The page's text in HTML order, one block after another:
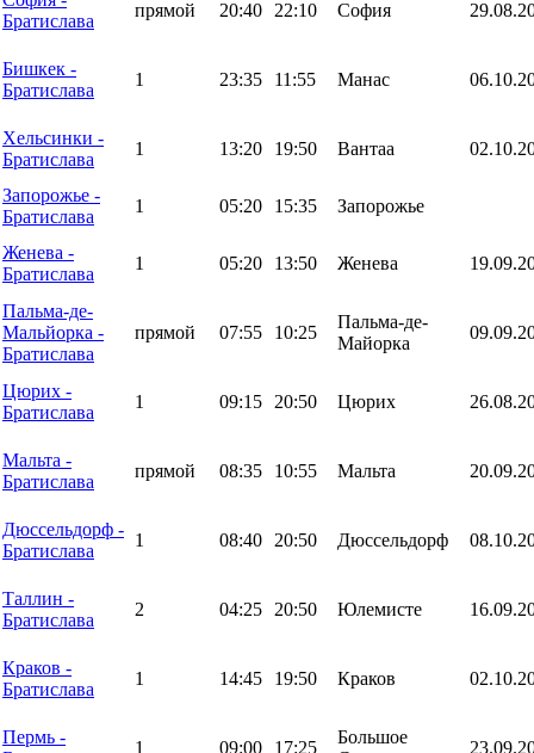
Братислава
прямой 20:40 22:10 София
Бишкек -
Братислава
1 23:35 11:55 Манас
Хельсинки -
Братислава
1 13:20 19:50 Вантаа
Запорожье -
Братислава
1 05:20 15:35 Запорожье
Женева -
Братислава
1 05:20 13:50 Женева
Пальма-де-
Мальйорка -
Братислава
прямой 07:55 10:25
Пальма-де-
Майорка
Цюрих -
Братислава
1 09:15 20:50 Цюрих
Мальта -
Братислава
прямой 08:35 10:55 Мальта
Дюссельдорф -
Братислава
1 08:40 20:50 Дюссельдорф
Таллин -
Братислава
2 04:25 20:50 Юлемисте
Краков -
Братислава
1 14:45 19:50 Краков
Пермь -
1 09:00 17:25
Большое